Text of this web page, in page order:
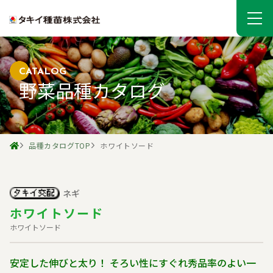
CATALOG
野菜品種カタログ
品種カタログTOP ホワイトソード
ホワイトソード
ホワイトソード
ネギ
安定した伸びと太り！ そろい性にすぐれ秀品率のよい一